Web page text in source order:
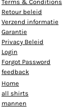
Terms & Conditions
Retour beleid
Verzend informatie
Garantie
Privacy Beleid
Login
Forgot Password
feedback
Home
all shirts
mannen